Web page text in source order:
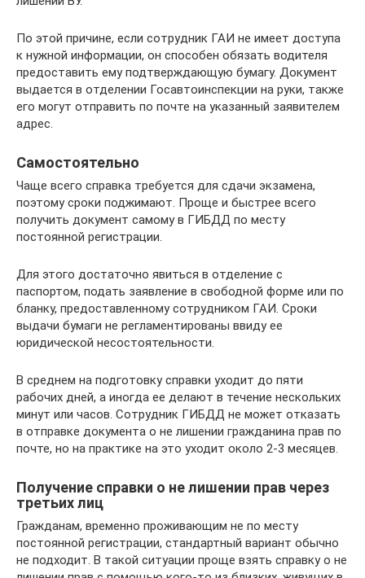
По этой причине, если сотрудник ГАИ не имеет доступа
к нужной информации, он способен обязать водителя
предоставить ему подтверждающую бумагу. Документ
выдается в отделении Госавтоинспекции на руки, также
его могут отправить по почте на указанный заявителем
адрес.
Самостоятельно
Чаще всего справка требуется для сдачи экзамена,
поэтому сроки поджимают. Проще и быстрее всего
получить документ самому в ГИБДД по месту
постоянной регистрации.
Для этого достаточно явиться в отделение с
паспортом, подать заявление в свободной форме или по
бланку, предоставленному сотрудником ГАИ. Сроки
выдачи бумаги не регламентированы ввиду ее
юридической несостоятельности.
В среднем на подготовку справки уходит до пяти
рабочих дней, а иногда ее делают в течение нескольких
минут или часов. Сотрудник ГИБДД не может отказать
в отправке документа о не лишении гражданина прав по
почте, но на практике на это уходит около 2-3 месяцев.
Получение справки о не лишении прав через
третьих лиц
Гражданам, временно проживающим не по месту
постоянной регистрации, стандартный вариант обычно
не подходит. В такой ситуации проще взять справку о не